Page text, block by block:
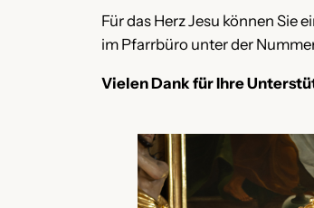
Für das Herz Jesu können Sie
im Pfarrbüro unter der
Vielen Dank für Ihre